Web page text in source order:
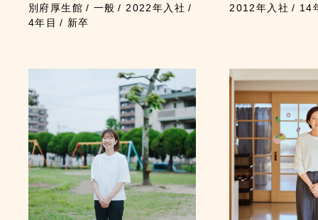
別府厚生館
一般
2022年入社
4年目
新卒
2012年入社
14